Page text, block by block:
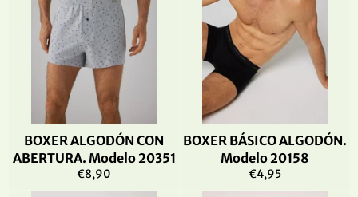
BOXER ALGODÓN CON
ABERTURA. Modelo 20351
Precio
habitual
€8,90
BOXER BÁSICO ALGODÓN.
Modelo 20158
Precio
habitual
€4,95